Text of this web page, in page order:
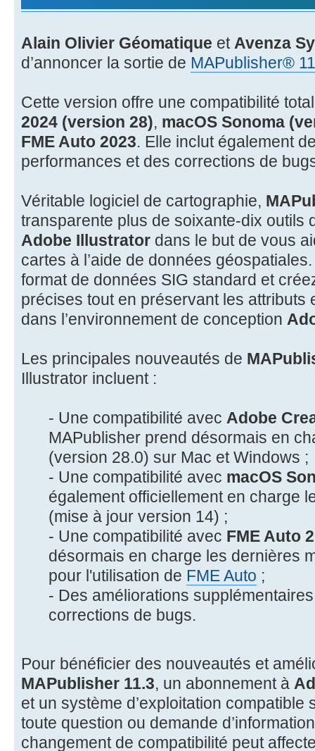
Alain Olivier Géomatique et Avenza
d’annoncer la sortie de MAPublisher®
Cette version offre une compatibilité
2024 (version 28), macOS Sonoma
FME Auto 2023. Elle inclut également
performances et des corrections de
Véritable logiciel de cartographie,
transparente plus de soixante-dix outils
Adobe Illustrator dans le but de vous
cartes à l’aide de données
format de données SIG standard et
précises tout en préservant les attributs
dans l’environnement de conception
Les principales nouveautés de
Illustrator incluent :
- Une compatibilité avec Adobe
MAPublisher prend désormais en
(version 28.0) sur Mac et Windows ;
- Une compatibilité avec macOS
également officiellement en charge
(mise à jour version 14) ;
- Une compatibilité avec FME Auto
désormais en charge les dernières
pour l'utilisation de FME Auto ;
- Des améliorations
corrections de bugs.
Pour bénéficier des nouveautés et
MAPublisher 11.3, un abonnement à
et un système d’exploitation compatible
toute question ou demande
changement de compatibilité peut